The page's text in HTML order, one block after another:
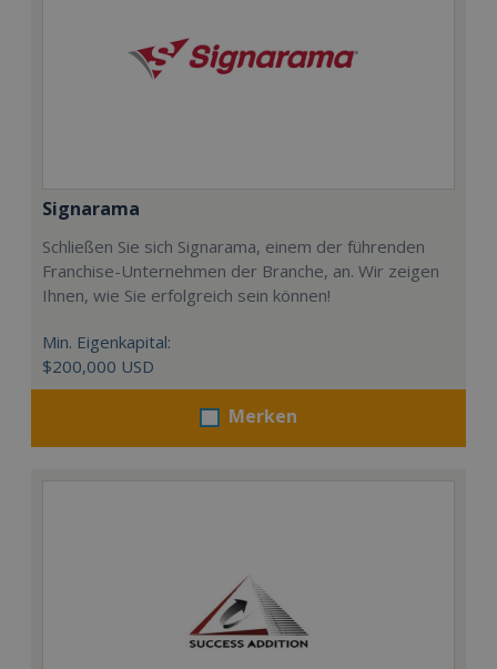
Signarama
Schließen Sie sich Signarama, einem der führenden
Franchise-Unternehmen der Branche, an. Wir zeigen
Ihnen, wie Sie erfolgreich sein können!
Min. Eigenkapital:
$200,000 USD
Merken